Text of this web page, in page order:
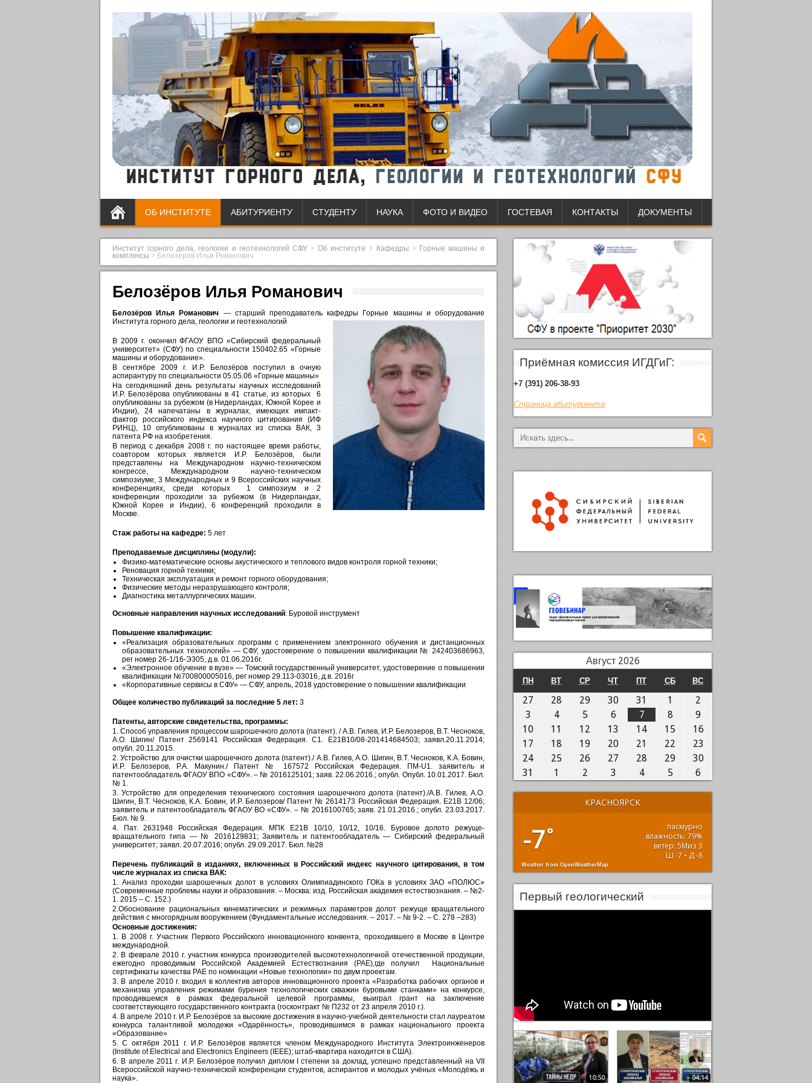
ОБ ИНСТИТУТЕ АБИТУРИЕНТУ СТУДЕНТУ НАУКА ФОТО И ВИДЕО ГОСТЕВАЯ КОНТАКТЫ ДОКУМЕНТЫ
Институт горного дела, геологии и геотехнологий СФУ>Об институте > Кафедры > Горные машины и
комплексы > Белозёров Илья Романович
Белозёров Илья Романович
Белозёров Илья Романович — старший преподаватель кафедры Горные машины и оборудование
Института горного дела, геологии и геотехнологий
В 2009 г. окончил ФГАОУ ВПО «Сибирский федеральный
университет» (СФУ) по специальности 150402.65 «Горные
машины и оборудование».
В сентябре 2009 г. И.Р. Белозёров поступил в очную
аспирантуру по специальности 05.05.06 «Горные машины»
На сегодняшний день результаты научных исследований
И.Р. Белозёрова опубликованы в 41 статье, из которых 6
опубликованы за рубежом (в Нидерландах, Южной Корее и
Индии), 24 напечатаны в журналах, имеющих импакт-
фактор российского индекса научного цитирования (ИФ
РИНЦ), 10 опубликованы в журналах из списка ВАК, 3
патента РФ на изобретения.
В период с декабря 2008 г. по настоящее время работы,
соавтором которых является И.Р. Белозёров, были
представлены на Международном научно-техническом
конгрессе, Международном научно-техническом
симпозиуме, 3 Международных и 9 Всероссийских научных
конференциях, среди которых 1 симпозиум и 2
конференции проходили за рубежом (в Нидерландах,
Южной Корее и Индии), 6 конференций проходили в
Москве.
Стаж работы на кафедре: 5 лет
Преподаваемые дисциплины (модули):
Физико-математические основы акустического и теплового видов контроля горной техники;
Реновация горной техники;
Техническая эксплуатация и ремонт горного оборудования;
Физические методы неразрушающего контроля;
Диагностика металлургических машин.
Основные направления научных исследований: Буровой инструмент
Повышение квалификации:
«Реализация образовательных программ с применением электронного обучения и дистанционных
образовательных технологий» — СФУ, удостоверение о повышении квалификации № 242403686963,
рег номер 26-1/16-Э305, д.в. 01.06.2016г.
«Электронное обучение в вузе» — Томский государственный университет, удостоверение о повышении
квалификации №700800005016, рег номер 29.113-03016, д.в. 2016г
«Корпоративные сервисы в СФУ» — СФУ, апрель, 2018 удостоверение о повышении квалификации
Общее количество публикаций за последние 5 лет: 3
Патенты, авторские свидетельства, программы:
1. Способ управления процессом шарошечного долота (патент). / А.В. Гилев, И.Р. Белозеров, В.Т. Чесноков,
А.О. Шигин/ Патент 2569141 Российская Федерация. С1. Е21В10/08-201414684503; заявл.20.11.2014;
опубл. 20.11.2015.
2. Устройство для очистки шарошечного долота (патент)./ А.В. Гилев, А.О. Шигин, В.Т. Чесноков, К.А. Бовин,
И.Р. Белозеров, Р.А. Макунин./ Патент № 167572 Российская Федерация. ПМ-U1. заявитель и
патентообладатель ФГАОУ ВПО «СФУ». – № 2016125101; заяв. 22.06.2016.; опубл. Опубл. 10.01.2017. Бюл.
№ 1.
3. Устройство для определения технического состояния шарошечного долота (патент)./А.В. Гилев, А.О.
Шигин, В.Т. Чесноков, К.А. Бовин, И.Р. Белозеров/ Патент № 2614173 Российская Федерация. Е21В 12/06;
заявитель и патентообладатель ФГАОУ ВО «СФУ». – № 2016100765; заяв. 21.01.2016.; опубл. 23.03.2017.
Бюл. № 9.
4. Пат. 2631948 Российская Федерация. МПК Е21В 10/10, 10/12, 10/16. Буровое долото режуще-
вращательного типа — № 2016129831; Заявитель и патентообладатель — Сибирский федеральный
университет; заявл. 20.07.2016; опубл. 29.09.2017. Бюл. №28
Перечень публикаций в изданиях, включенных в Российский индекс научного цитирования, в том
числе журналах из списка ВАК:
1. Анализ проходки шарошечных долот в условиях Олимпиадинского ГОКа в условиях ЗАО «ПОЛЮС»
(Современные проблемы науки и образования. – Москва: изд. Российская академия естествознания. – №2-
1. 2015 – С. 152.)
2.Обоснование рациональных кинематических и режимных параметров долот режуще вращательного
действия с многорядным вооружением (Фундаментальные исследования. – 2017. – № 9-2. – С. 278 –283)
Основные достижения:
1. В 2008 г. Участник Первого Российского инновационного конвента, проходившего в Москве в Центре
международной.
2. В феврале 2010 г. участник конкурса производителей высокотехнологичной отечественной продукции,
ежегодно проводимым Российской Академией Естествознания (РАЕ),где получил Национальные
сертификаты качества РАЕ по номинации «Новые технологии» по двум проектам.
3. В апреле 2010 г. входил в коллектив авторов инновационного проекта «Разработка рабочих органов и
механизма управления режимами бурения технологических скважин буровыми станками» на конкурсе,
проводившемся в рамках федеральной целевой программы, выиграл грант на заключение
соответствующего государственного контракта (госконтракт № П232 от 23 апреля 2010 г.).
4. В апреле 2010 г. И.Р. Белозёров за высокие достижения в научно-учебной деятельности стал лауреатом
конкурса талантливой молодежи «Одарённость», проводившимся в рамках национального проекта
«Образование»
5. С октября 2011 г. И.Р. Белозёров является членом Международного Института Электроинженеров
(Institute of Electrical and Electronics Engineers (IEEE); штаб-квартира находится в США).
6. В апреле 2011 г. И.Р. Белозёров получил диплом I степени за доклад, успешно представленный на VII
Всероссийской научно-технической конференции студентов, аспирантов и молодых учёных «Молодёжь и
наука».
Приёмная комиссия ИГДГиГ:
+7 (391) 206-38-93
Страница абитуриента
.
Август 2026
ПНПОНЕДЕЛЬНИК
ВТВТОРНИК
СРСРЕДА
ЧТЧЕТВЕРГ
ПТПЯТНИЦА
СБСУББОТА
ВСВОСКРЕСЕНЬЕ
27 27.07.2026
28 28.07.2026
2929.07.2026
3030.07.2026
31 31.07.2026
1 01.08.2026
2
3 03.08.2026
404.08.2026
505.08.2026
606.08.2026
707.08.2026
808.08.2026
909.08.2026
1010.08.2026
11 11.08.2026
12 12.08.2026
13 13.08.2026
1414.08.2026
15 15.08.2026
1616.08.2026
17 17.08.2026
18 18.08.2026
1919.08.2026
2020.08.2026
21 21.08.2026
22 22.08.2026
23
2424.08.2026
25 25.08.2026
26 26.08.2026
27 27.08.2026
28 28.08.2026
2929.08.2026
3030.08.2026
31
31.08.2026
1 01.09.2026
202.09.2026
3 03.09.2026
404.09.2026
505.09.2026
6
КРАСНОЯРСК
-7°
пасмурно
влажность: 79%
ветер: 5Миз З
Ш -7 • Д -8
Weather from OpenWeatherMap
Первый геологический
10:50 04:14